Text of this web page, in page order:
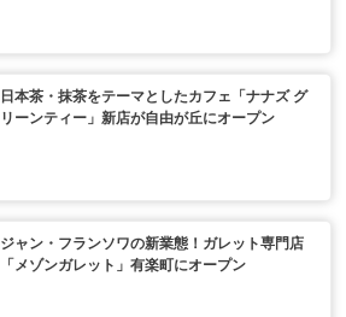
日本茶・抹茶をテーマとしたカフェ「ナナズ グ
リーンティー」新店が自由が丘にオープン
ジャン・フランソワの新業態！ガレット専門店
「メゾンガレット」有楽町にオープン